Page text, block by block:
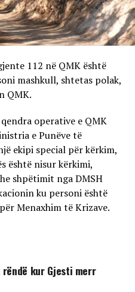
112 në QMK është
mashkull, shtetas polak,
QMK.
operative e QMK
e Punëve të
ekipi special për kërkim,
është nisur kërkimi,
shpëtimit nga DMSH
ku personi është
Menaxhim të Krizave.
rëndë kur Gjesti merr